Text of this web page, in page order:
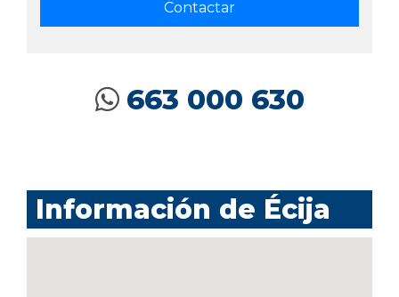
663 000 630
Información de Écija